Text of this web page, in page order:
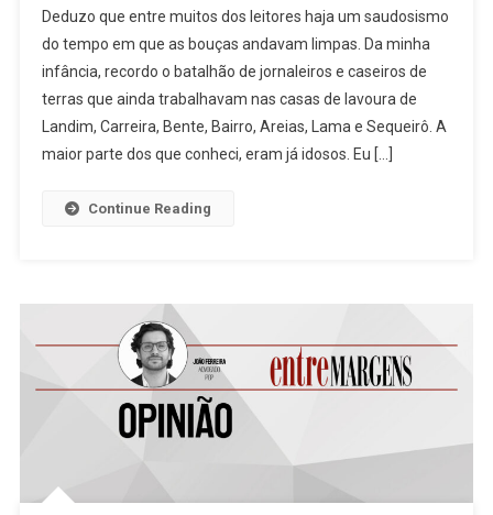
Da
Miséria
De
Ter
Que
Roubar
Deduzo que entre muitos dos leitores haja um saudosismo
do tempo em que as bouças andavam limpas. Da minha
infância, recordo o batalhão de jornaleiros e caseiros de
terras que ainda trabalhavam nas casas de lavoura de
Landim, Carreira, Bente, Bairro, Areias, Lama e Sequeirô. A
maior parte dos que conheci, eram já idosos. Eu […]
Continue Reading